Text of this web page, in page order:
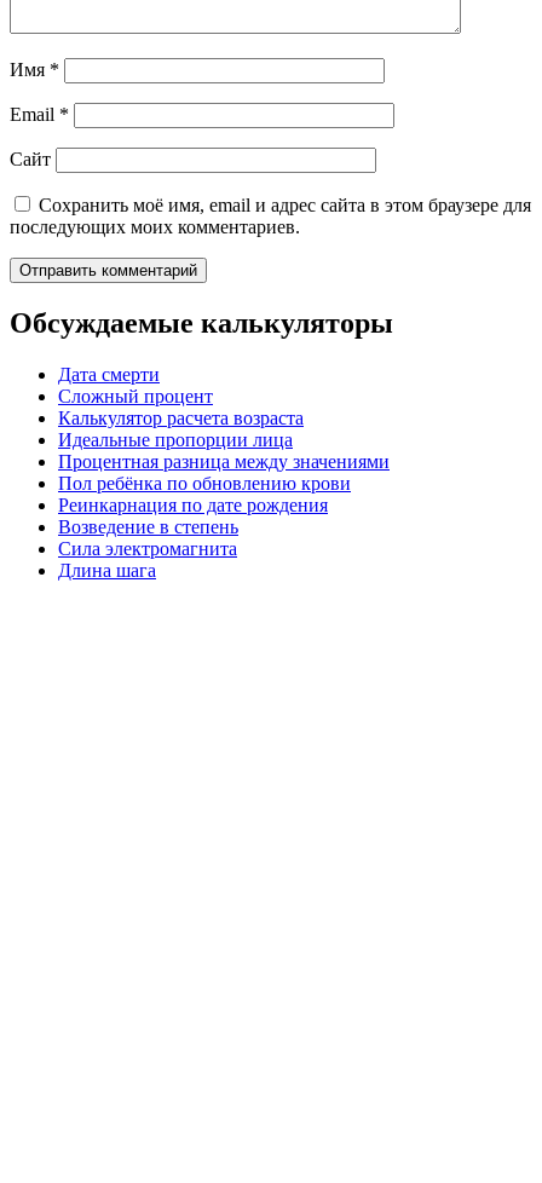
Имя *
Email *
Сайт
Сохранить моё имя, email и адрес сайта в этом браузере для
последующих моих комментариев.
Обсуждаемые калькуляторы
Дата смерти
Сложный процент
Калькулятор расчета возраста
Идеальные пропорции лица
Процентная разница между значениями
Пол ребёнка по обновлению крови
Реинкарнация по дате рождения
Возведение в степень
Сила электромагнита
Длина шага